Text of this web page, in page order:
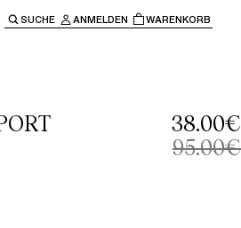
Hauptnavigation
SUCHE ANMELDEN WARENKORB
38.00€
95.00€